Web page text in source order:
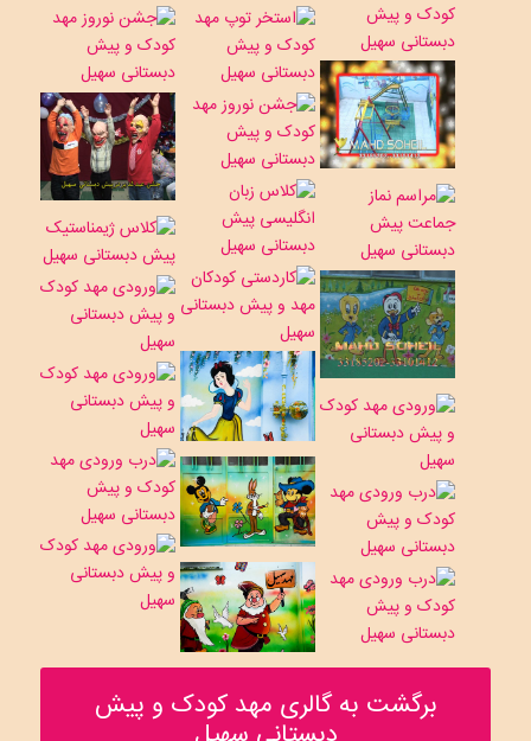
برگشت به گالری مهد کودک و پیش